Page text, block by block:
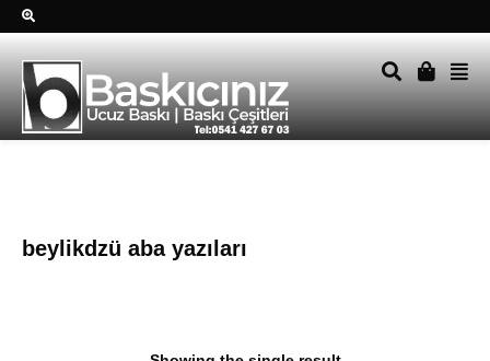
beylikdzü aba yazıları